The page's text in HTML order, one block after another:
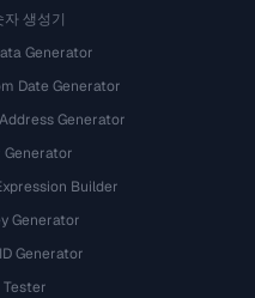
자 생성기
Generator
Date Generator
Generator
Generator
Builder
Generator
Generator
Tester